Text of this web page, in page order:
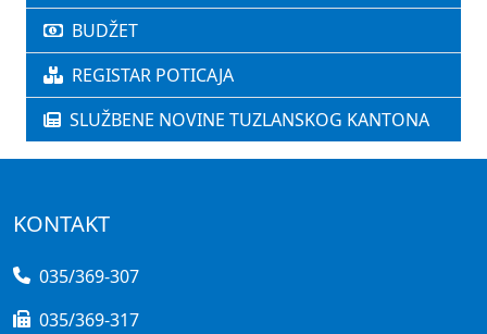
BUDŽET
REGISTAR POTICAJA
SLUŽBENE NOVINE TUZLANSKOG KANTONA
KONTAKT
035/369-307
035/369-317